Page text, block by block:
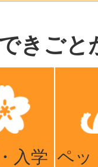
きごと
入学 ペッ